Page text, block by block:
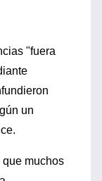
"fuera
un
que muchos